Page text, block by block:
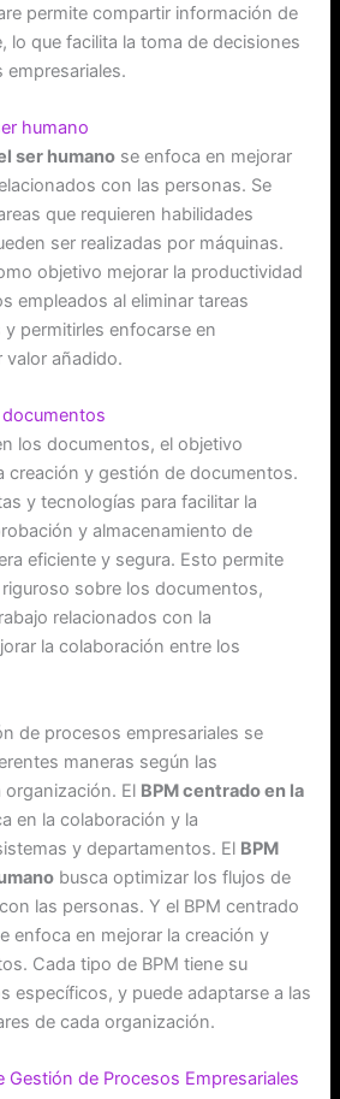
permite compartir información de
lo que facilita la toma de decisiones
humano
ser humano se enfoca en mejorar
con las personas. Se
que requieren habilidades
ser realizadas por máquinas.
objetivo mejorar la productividad
empleados al eliminar tareas
permitirles enfocarse en
valor añadido.
los documentos, el objetivo
creación y gestión de documentos.
y tecnologías para facilitar la
y almacenamiento de
eficiente y segura. Esto permite
sobre los documentos,
relacionados con la
la colaboración entre los
de procesos empresariales se
maneras según las
El BPM centrado en la
en la colaboración y la
y departamentos. El BPM
busca optimizar los flujos de
las personas. Y el BPM centrado
enfoca en mejorar la creación y
Cada tipo de BPM tiene su
específicos, y puede adaptarse a las
de cada organización.
Gestión de Procesos Empresariales